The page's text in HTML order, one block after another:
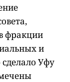
фракции
и
Уфу